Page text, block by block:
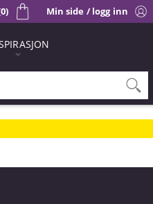
Min side / logg inn